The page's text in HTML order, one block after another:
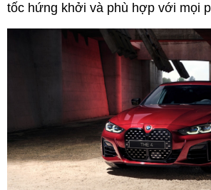
tốc hứng khởi và phù hợp với mọi